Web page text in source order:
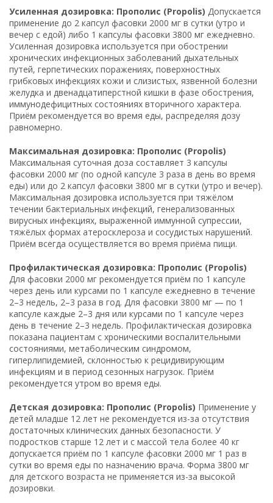
Усиленная дозировка: Прополис (Propolis) Допускается
применение до 2 капсул фасовки 2000 мг в сутки (утро и
вечер с едой) либо 1 капсулы фасовки 3800 мг ежедневно.
Усиленная дозировка используется при обострении
хронических инфекционных заболеваний дыхательных
путей, герпетических поражениях, поверхностных
грибковых инфекциях кожи и слизистых, язвенной болезни
желудка и двенадцатиперстной кишки в фазе обострения,
иммунодефицитных состояниях вторичного характера.
Приём рекомендуется во время еды, распределяя дозу
равномерно.
Максимальная дозировка: Прополис (Propolis)
Максимальная суточная доза составляет 3 капсулы
фасовки 2000 мг (по одной капсуле 3 раза в день во время
еды) или до 2 капсул фасовки 3800 мг в сутки (утро и вечер).
Максимальная дозировка используется при тяжёлом
течении бактериальных инфекций, генерализованных
вирусных инфекциях, выраженной иммунной супрессии,
тяжёлых формах атеросклероза и сосудистых нарушений.
Приём всегда осуществляется во время приёма пищи.
Профилактическая дозировка: Прополис (Propolis)
Для фасовки 2000 мг рекомендуется приём по 1 капсуле
через день или курсами по 1 капсуле ежедневно в течение
2–3 недель, 2–3 раза в год. Для фасовки 3800 мг — по 1
капсуле каждые 2–3 дня или курсами по 1 капсуле через
день в течение 2–3 недель. Профилактическая дозировка
показана пациентам с хроническими воспалительными
состояниями, метаболическим синдромом,
гиперлипидемией, склонностью к рецидивирующим
инфекциям и в период сезонных нагрузок. Приём
рекомендуется утром во время еды.
Детская дозировка: Прополис (Propolis) Применение у
детей младше 12 лет не рекомендуется из-за отсутствия
достаточных клинических данных безопасности. У
подростков старше 12 лет и с массой тела более 40 кг
допускается приём по 1 капсуле фасовки 2000 мг 1 раз в
сутки во время еды по назначению врача. Форма 3800 мг
для детского возраста не применяется из-за высокой
дозировки.